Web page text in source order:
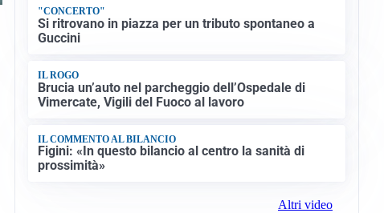
"CONCERTO"
Si ritrovano in piazza per un tributo spontaneo a
Guccini
IL ROGO
Brucia un’auto nel parcheggio dell’Ospedale di
Vimercate, Vigili del Fuoco al lavoro
IL COMMENTO AL BILANCIO
Figini: «In questo bilancio al centro la sanità di
prossimità»
Altri video